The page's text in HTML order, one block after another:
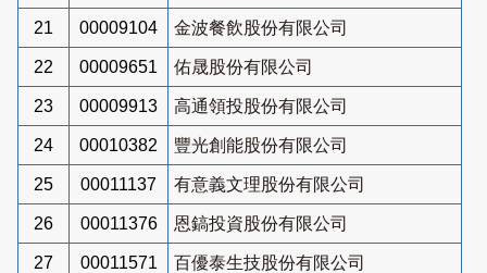
21 00009104 金波餐飲股份有限公司
22 00009651 佑晟股份有限公司
23 00009913 高通領投股份有限公司
24 00010382 豐光創能股份有限公司
25 00011137 有意義文理股份有限公司
26 00011376 恩鎬投資股份有限公司
27 00011571 百優泰生技股份有限公司